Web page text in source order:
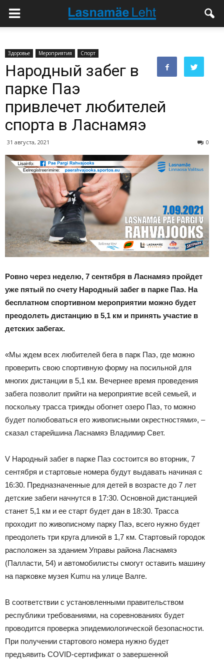
Здоровье Мероприятия Спорт
Народный забег в
парке Паэ
привлечет любителей
спорта в Ласнамяэ
31 августа, 2021 0
Ровно через неделю, 7 сентября в Ласнамяэ пройдет
уже пятый по счету Народный забег в парке Паэ. На
бесплатном спортивном мероприятии можно будет
преодолеть дистанцию в 5,1 км и принять участие в
детских забегах.
«Мы ждем всех любителей бега в парк Паэ, где можно
проверить свою спортивную форму на посильной для
многих дистанции в 5,1 км. Вечернее время проведения
забега позволит прийти на мероприятие всей семьей, и
поскольку трасса трижды обогнет озеро Паэ, то можно
будет полюбоваться его живописными окрестностями», –
сказал старейшина Ласнамяэ Владимир Свет.
V Народный забег в парке Паэ состоится во вторник, 7
сентября и стартовые номера будут выдавать начиная с
16:30. Предназначенные для детей в возрасте до 7 лет
детские забеги начнутся в 17:30. Основной дистанцией
станет 5,1 км и ее старт будет дан в 18:30. Трасса
проходит по живописному парку Паэ, всего нужно будет
преодолеть три круга длиной в 1,7 км. Стартовый городок
расположен за зданием Управы района Ласнамяэ
(Палласти, 54) и автомобилисты смогут оставить машину
на парковке музея Kumu на улице Валге.
В соответствии с установленными правительством
республики требованиями, на соревнованиях будет
проводится проверка эпидемиологической безопасности.
При получении стартового номера нужно будет
предъявить COVID-сертификат о завершенной